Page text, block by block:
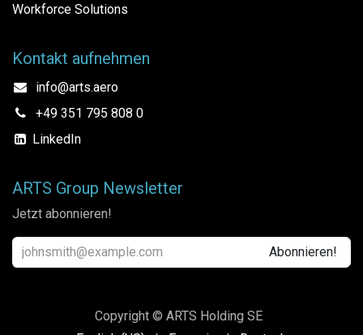
Workforce Solutions
Kontakt aufnehmen
info@arts.aero
+49 351 795 808 0
LinkedIn
ARTS Group Newsletter
Jetzt abonnieren!
Abonnieren!
Copyright © ARTS Holding SE